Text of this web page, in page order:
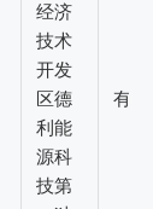
经济
技术
开发
区德
利能
源科
技第
有